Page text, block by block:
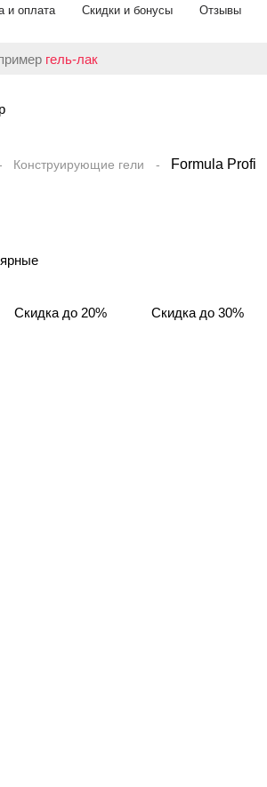
и оплата Скидки и бонусы Отзывы
гель-лак
Конструирующие гели Formula Profi
Скидка до 20% Скидка до 30%